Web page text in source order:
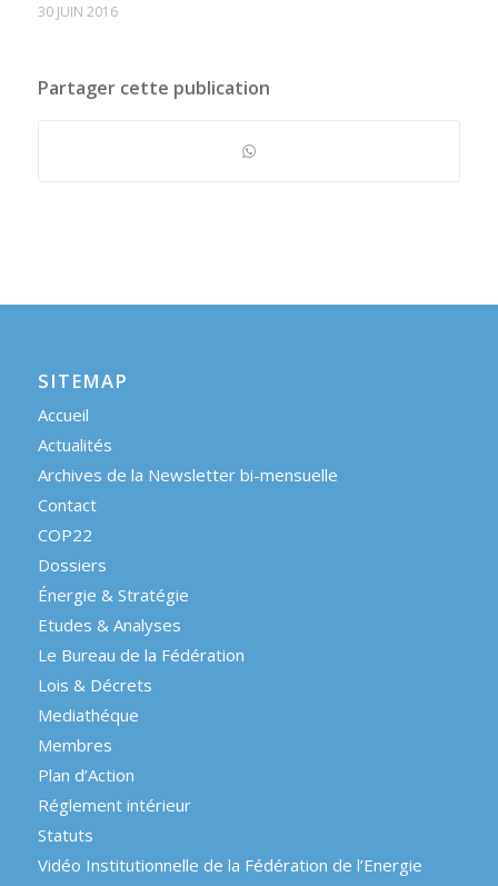
30 JUIN 2016
Partager cette publication
SITEMAP
Accueil
Actualités
Archives de la Newsletter bi-mensuelle
Contact
COP22
Dossiers
Énergie & Stratégie
Etudes & Analyses
Le Bureau de la Fédération
Lois & Décrets
Mediathéque
Membres
Plan d’Action
Réglement intérieur
Statuts
Vidéo Institutionnelle de la Fédération de l’Energie